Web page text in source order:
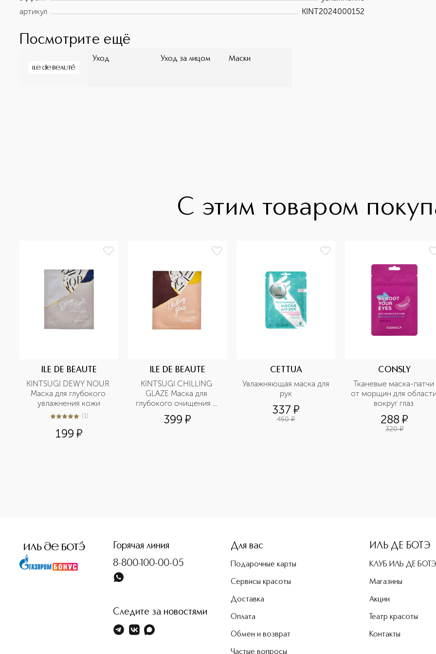
артикул
KINT2024000152
Посмотрите ещё
Уход Уход за лицом Маски
С этим товаром
ILE DE BEAUTE
KINTSUGI DEWY NOUR
Маска для глубокого
увлажнения кожи
5из 51 (1)
199 ¤
ILE DE BEAUTE
KINTSUGI CHILLING
GLAZE Маска для
глубокого очищения и
сияния кожи
399 ¤
CETTUA
Увлажняющая маска для
рук
337¤
450 ¤
CONSLY
Тканевые маска-патчи
от морщин для
288 ¤
320 ¤
Горячая линия
8-800-100-00-05
Следите за новостями
Для вас
Подарочные карты
Сервисы красоты
Доставка
Оплата
Обмен и возврат
Частые вопросы
ИЛЬ ДЕ БОТЭ
КЛУБ ИЛЬ ДЕ БОТЭ
Магазины
Акции
Театр красоты
Контакты